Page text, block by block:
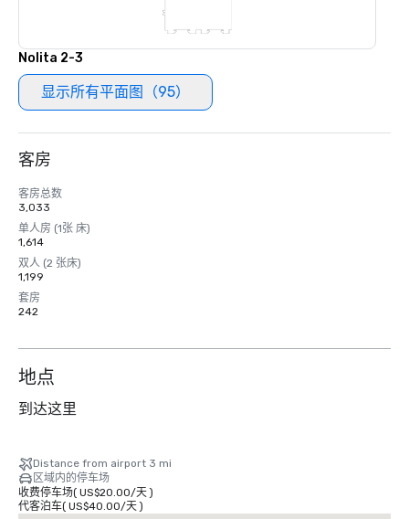
Nolita 2-3
显示所有平面图（95）
客房
客房总数
3,033
单人房 (1张 床)
1,614
双人 (2 张床)
1,199
套房
242
地点
到达这里
Distance from airport 3 mi
区域内的停车场
收费停车场( US$20.00/天)
代客泊车( US$40.00/天)